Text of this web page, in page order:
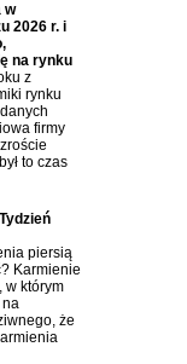
w
2026 r. i
na rynku
z
rynku
firmy
to czas
piersią
Karmienie
w którym
na
że